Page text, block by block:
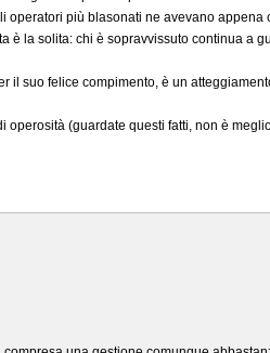
più blasonati ne avevano appena
la solita: chi è sopravvissuto continua a
il suo felice compimento, è un
(guardate questi fatti, non è